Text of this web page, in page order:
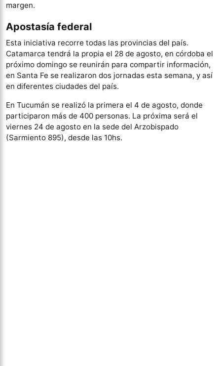
margen.
Apostasía federal
Esta iniciativa recorre todas las provincias del país.
Catamarca tendrá la propia el 28 de agosto, en córdoba el
próximo domingo se reunirán para compartir información,
en Santa Fe se realizaron dos jornadas esta semana, y así
en diferentes ciudades del país.
En Tucumán se realizó la primera el 4 de agosto, donde
participaron más de 400 personas. La próxima será el
viernes 24 de agosto en la sede del Arzobispado
(Sarmiento 895), desde las 10hs.